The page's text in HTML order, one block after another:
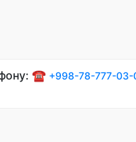
☎️ +998-78-777-03-